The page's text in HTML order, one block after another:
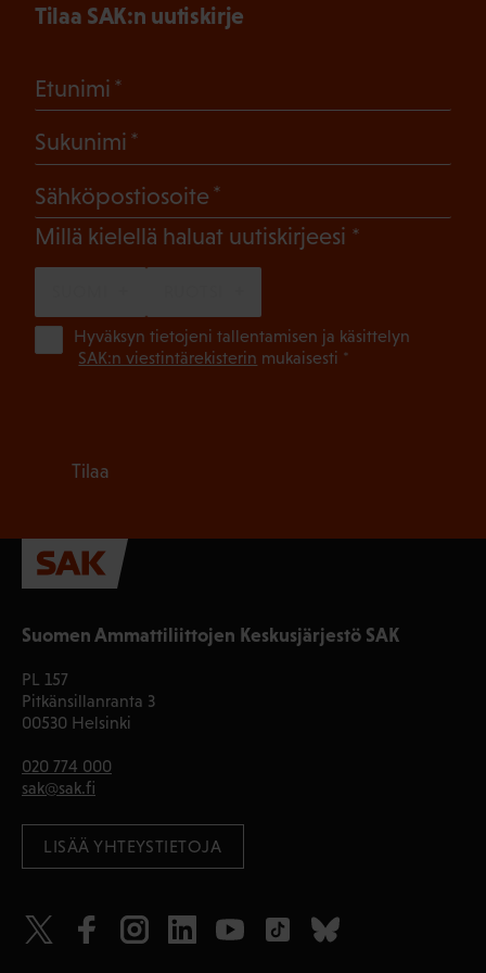
Suomen Ammattiliittojen Keskusjärjestö SAK
PL 157
Pitkänsillanranta 3
00530 Helsinki
020 774 000
sak@sak.fi
LISÄÄ YHTEYSTIETOJA
Tilaa SAK:n uutiskirje
Etunimi
Sukunimi
Sähköpostiosoite
Millä kielellä haluat uutiskirjeesi (Pakollinen)
Hyväksyn tietojeni tallentamisen ja käsittelyn
SAK:n viestintärekisterin mukaisesti *
Tilaa